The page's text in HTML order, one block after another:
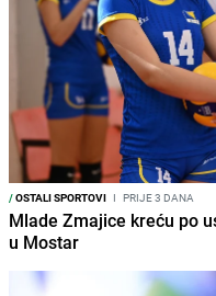
/OSTALI SPORTOVI I PRIJE 3 DANA
Mlade Zmajice kreću po
u Mostar